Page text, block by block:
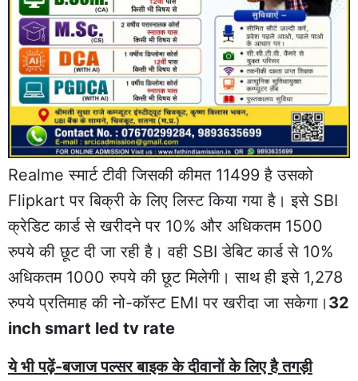
Realme स्मार्ट टीवी जिसकी कीमत 11499 है उसको
Flipkart पर बिक्री के लिए लिस्ट किया गया है। इसे SBI
क्रेडिट कार्ड से खरीदने पर 10% और अधिकतम 1500
रुपये की छूट दी जा रही है। वही SBI डेबिट कार्ड से 10%
अधिकतम 1000 रुपये की छूट मिलेगी। साथ ही इसे 1,278
रुपये प्रतिमाह की नो-कॉस्ट EMI पर खरीदा जा सकेगा। 32
inch smart led tv rate
ये भी पढ़ें-बजाज पल्सर बाइक के दीवानों के लिए है तगड़ी